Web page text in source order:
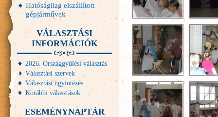
Hatóságilag elszállított
gépjárművek
VÁLASZTÁSI
INFORMÁCIÓK
2026. Országgyűlési választás
Választási szervek
Választási ügyintézés
Korábbi választások
ESEMÉNYNAPTÁR